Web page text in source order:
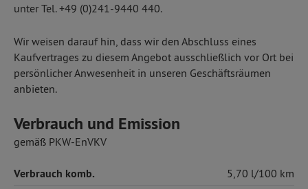
unter Tel. +49 (0)241-9440 440.
Wir weisen darauf hin, dass wir den Abschluss eines
Kaufvertrages zu diesem Angebot ausschließlich vor Ort bei
persönlicher Anwesenheit in unseren Geschäftsräumen
anbieten.
Verbrauch und Emission
gemäß PKW-EnVKV
Verbrauch komb. 5,70 l/100 km